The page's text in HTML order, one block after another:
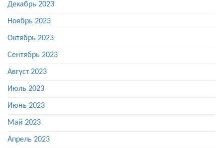
Декабрь 2023
Ноябрь 2023
Октябрь 2023
Сентябрь 2023
Август 2023
Июль 2023
Июнь 2023
Май 2023
Апрель 2023